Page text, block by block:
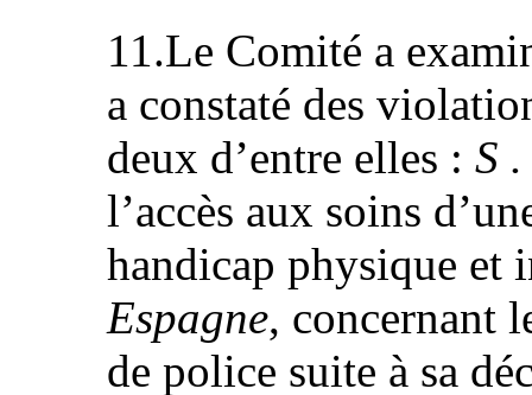
11.Le Comité a
a constaté des
deux d’entre elles : S
l’accès aux soins
handicap physique et
Espagne, concernant
de police suite à sa